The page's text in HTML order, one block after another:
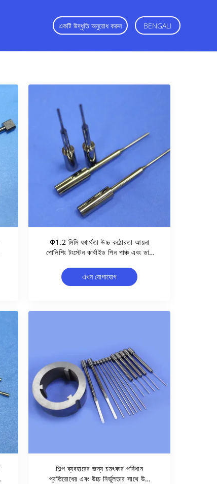
একটি উদ্ধৃতি অনুরোধ করুন BENGALI
Φ1.2 মিমি যথার্থতা উচ্চ কঠোরতা আয়না
পোলিশিং টংস্টেন কার্বাইড পিন পাঞ্চ এবং ডাই
এখন যোগাযোগ
শিল্প ব্যবহারের জন্য চমৎকার পরিধান
প্রতিরোধের এবং উচ্চ নির্ভুলতার সাথে উচ্চ